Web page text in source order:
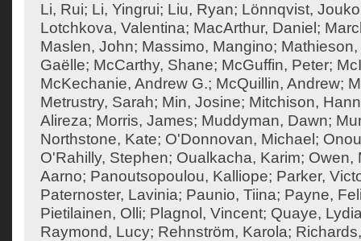
Li, Rui; Li, Yingrui; Liu, Ryan; Lönnqvist, Jouko
Lotchkova, Valentina; MacArthur, Daniel ;
Maslen, John; Massimo, Mangino; Mathieson,
Gaëlle; McCarthy, Shane; McGuffin, Peter;
McKechanie, Andrew G.; McQuillin, Andrew;
Metrustry, Sarah; Min, Josine; Mitchison,
Alireza; Morris, James; Muddyman, Dawn;
Northstone, Kate; O'Donnovan, Michael ;
O'Rahilly, Stephen; Oualkacha, Karim; Owen,
Aarno; Panoutsopoulou, Kalliope; Parker,
Paternoster, Lavinia; Paunio, Tiina; Payne,
Pietilainen, Olli; Plagnol, Vincent; Quaye,
Raymond, Lucy; Rehnström, Karola;